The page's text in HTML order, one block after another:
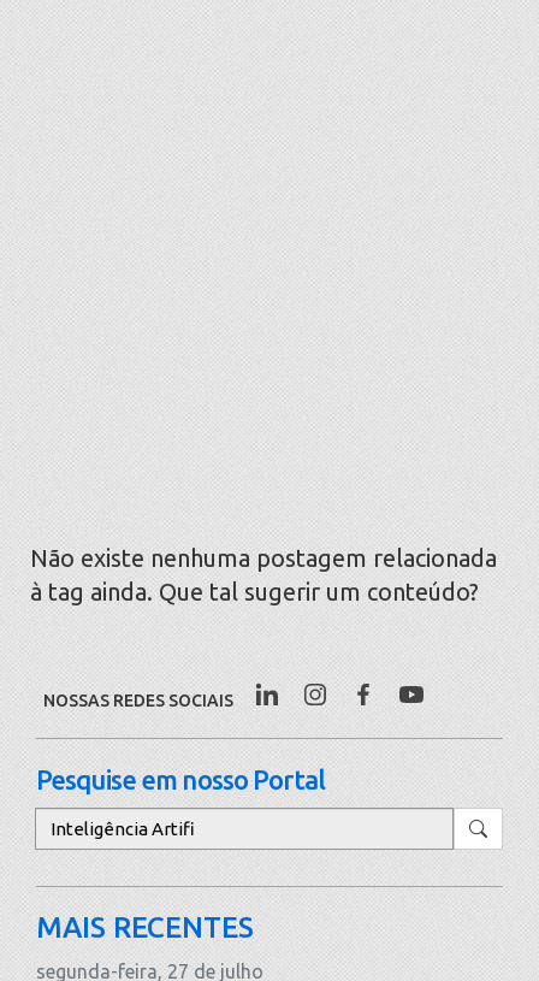
Não existe nenhuma postagem relacionada
à tag ainda. Que tal sugerir um conteúdo?
NOSSAS REDES SOCIAIS
Pesquise em nosso Portal
Pesquisar
MAIS RECENTES
segunda-feira, 27 de julho